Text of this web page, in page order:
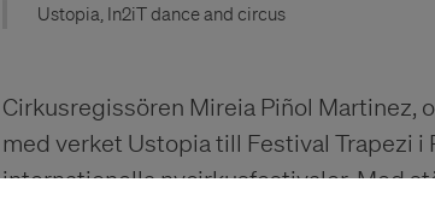
Ustopia, In2iT dance and circus
Cirkusregissören Mireia Piñol Martinez,
med verket Ustopia till Festival Trapezi i
internationella nycirkusfestivaler. Med